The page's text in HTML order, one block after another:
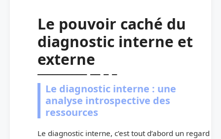
Le pouvoir caché du
diagnostic interne et
externe
Le diagnostic interne : une
analyse introspective des
ressources
Le diagnostic interne, c’est tout d’abord un regard